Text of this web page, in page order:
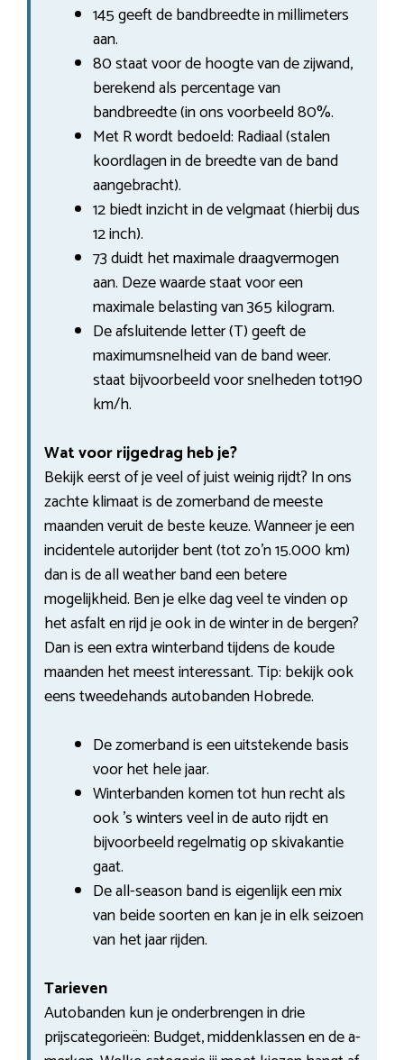
145 geeft de bandbreedte in millimeters
aan.
80 staat voor de hoogte van de zijwand,
berekend als percentage van
bandbreedte (in ons voorbeeld 80%.
Met R wordt bedoeld: Radiaal (stalen
koordlagen in de breedte van de band
aangebracht).
12 biedt inzicht in de velgmaat (hierbij dus
12 inch).
73 duidt het maximale draagvermogen
aan. Deze waarde staat voor een
maximale belasting van 365 kilogram.
De afsluitende letter (T) geeft de
maximumsnelheid van de band weer.
staat bijvoorbeeld voor snelheden tot190
km/h.
Wat voor rijgedrag heb je?
Bekijk eerst of je veel of juist weinig rijdt? In ons
zachte klimaat is de zomerband de meeste
maanden veruit de beste keuze. Wanneer je een
incidentele autorijder bent (tot zo’n 15.000 km)
dan is de all weather band een betere
mogelijkheid. Ben je elke dag veel te vinden op
het asfalt en rijd je ook in de winter in de bergen?
Dan is een extra winterband tijdens de koude
maanden het meest interessant. Tip: bekijk ook
eens tweedehands autobanden Hobrede.
De zomerband is een uitstekende basis
voor het hele jaar.
Winterbanden komen tot hun recht als
ook ’s winters veel in de auto rijdt en
bijvoorbeeld regelmatig op skivakantie
gaat.
De all-season band is eigenlijk een mix
van beide soorten en kan je in elk seizoen
van het jaar rijden.
Tarieven
Autobanden kun je onderbrengen in drie
prijscategorieën: Budget, middenklassen en de a-